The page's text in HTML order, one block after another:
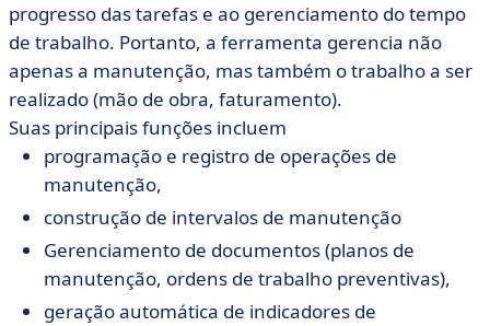
progresso das tarefas e ao gerenciamento do tempo
de trabalho. Portanto, a ferramenta gerencia não
apenas a manutenção, mas também o trabalho a ser
realizado (mão de obra, faturamento).
Suas principais funções incluem
programação e registro de operações de
manutenção,
construção de intervalos de manutenção
Gerenciamento de documentos (planos de
manutenção, ordens de trabalho preventivas),
geração automática de indicadores de